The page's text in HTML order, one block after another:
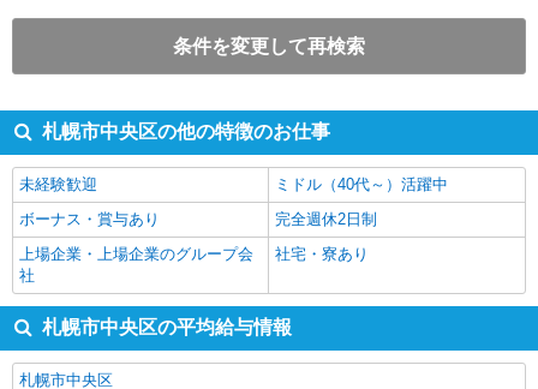
条件を変更して再検索
札幌市中央区の他の特徴のお仕事
未経験歓迎
ミドル（40代～）活躍中
ボーナス・賞与あり
完全週休2日制
上場企業・上場企業のグループ会
社
社宅・寮あり
札幌市中央区の平均給与情報
札幌市中央区